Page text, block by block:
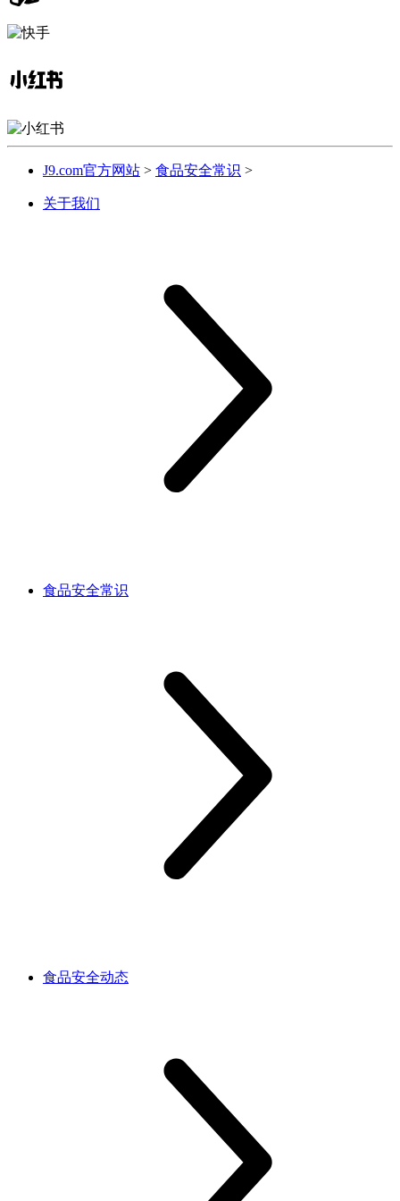
J9.com官方网站 > 食品安全常识 >
关于我们
食品安全常识
食品安全动态